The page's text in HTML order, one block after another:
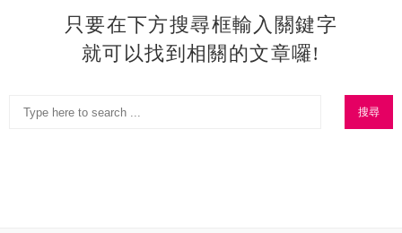
只要在下方搜尋框輸入關鍵字
就可以找到相關的文章囉!